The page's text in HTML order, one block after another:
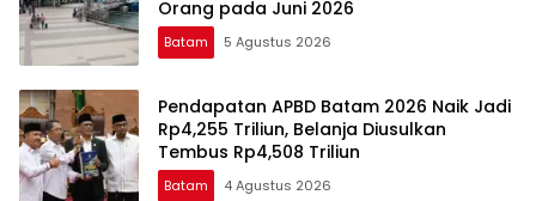
Orang pada Juni 2026
Batam 5 Agustus 2026
Pendapatan APBD Batam 2026 Naik Jadi
Rp4,255 Triliun, Belanja Diusulkan
Tembus Rp4,508 Triliun
Batam 4 Agustus 2026